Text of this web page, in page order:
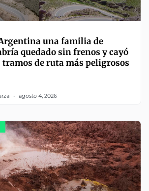
una familia de
quedado sin frenos y cayó
tramos de ruta más peligrosos
agosto 4, 2026